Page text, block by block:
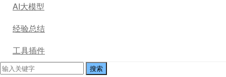
AI大模型
经验总结
工具插件